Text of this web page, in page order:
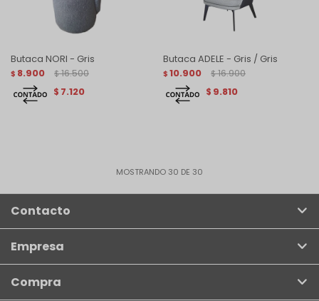
Butaca NORI - Gris
$ 8.900 $ 16.500
$ 7.120
Butaca ADELE - Gris / Gris
$ 10.900 $ 16.900
$ 9.810
MOSTRANDO 30 DE 30
Contacto
Empresa
Compra